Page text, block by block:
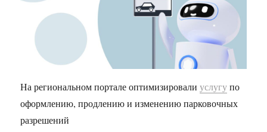
На региональном портале оптимизировалиуслугупо
оформлению, продлению и изменению парковочных
разрешений